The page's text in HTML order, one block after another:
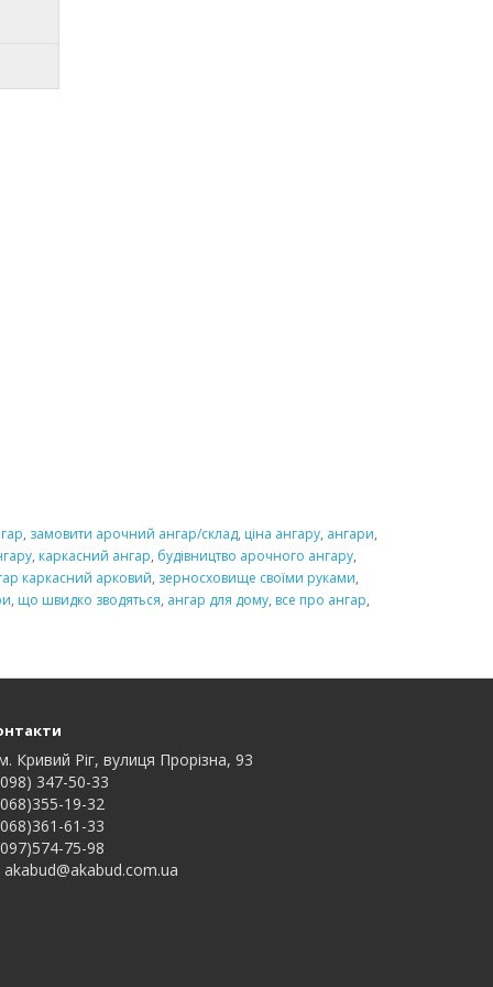
, замовити арочний ангар/склад, ціна ангару, ангари,
, каркасний ангар, будівництво арочного ангару,
каркасний арковий, зерносховище своїми руками,
, що швидко зводяться, ангар для дому, все про ангар,
Кривий Ріг, вулиця Прорізна, 93
347-50-33
19-32
61-33
75-98
akabud@akabud.com.ua